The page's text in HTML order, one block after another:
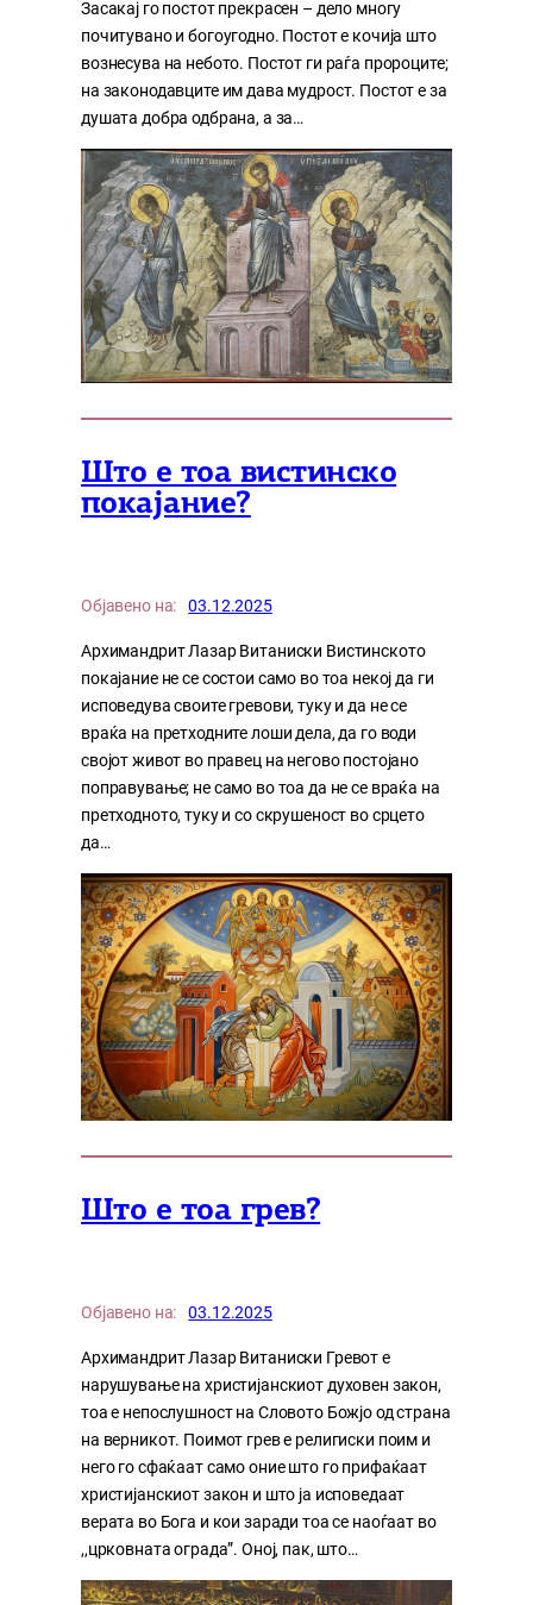
Засакај го постот прекрасен – дело многу
почитувано и богоугодно. Постот е кочија што
вознесува на небото. Постот ги раѓа пророците;
на законодавците им дава мудрост. Постот е за
душата добра одбрана, а за…
Што е тоа вистинско
покајание?
Објавено на: 03.12.2025
Архимандрит Лазар Витаниски Вистинското
покајание не се состои само во тоа некој да ги
исповедува своите гревови, туку и да не се
враќа на претходните лоши дела, да го води
својот живот во правец на негово постојано
поправување; не само во тоа да не се враќа на
претходното, туку и со скрушеност во срцето
да…
Што е тоа грев?
Објавено на: 03.12.2025
Архимандрит Лазар Витаниски Гревот е
нарушување на христијанскиот духовен закон,
тоа е непослушност на Словото Божјо од страна
на верникот. Поимот грев е религиски поим и
него го сфаќаат само оние што го прифаќаат
христијанскиот закон и што ја исповедаат
верата во Бога и кои заради тоа се наоѓаат во
,,црковната ограда”. Оној, пак, што…